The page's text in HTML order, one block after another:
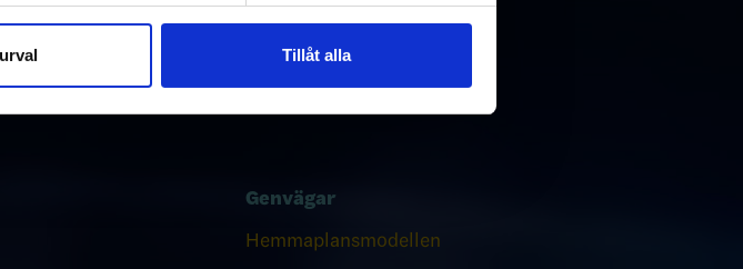
sådana identifierare och annan information från din enhet
med. Dessa kan i sin tur kombinera informationen
Tillåt alla
Genvägar
Hemmaplansmodellen